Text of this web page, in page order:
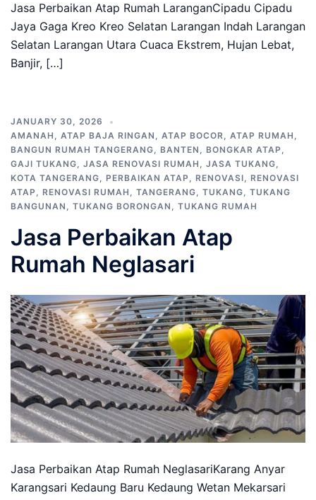
Jasa Perbaikan Atap Rumah LaranganCipadu Cipadu
Jaya Gaga Kreo Kreo Selatan Larangan Indah Larangan
Selatan Larangan Utara Cuaca Ekstrem, Hujan Lebat,
Banjir, […]
JANUARY 30, 2026
AMANAH , ATAP BAJA RINGAN , ATAP BOCOR, ATAP RUMAH ,
BANGUN RUMAH TANGERANG, BANTEN , BONGKAR ATAP ,
GAJI TUKANG, JASA RENOVASI RUMAH , JASA TUKANG,
KOTA TANGERANG, PERBAIKAN ATAP , RENOVASI, RENOVASI
ATAP , RENOVASI RUMAH , TANGERANG, TUKANG, TUKANG
BANGUNAN , TUKANG BORONGAN , TUKANG RUMAH
Jasa Perbaikan Atap
Rumah Neglasari
Jasa Perbaikan Atap Rumah NeglasariKarang Anyar
Karangsari Kedaung Baru Kedaung Wetan Mekarsari